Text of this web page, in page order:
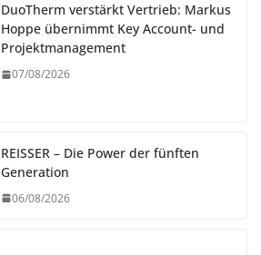
DuoTherm verstärkt Vertrieb: Markus
Hoppe übernimmt Key Account- und
Projektmanagement
07/08/2026
REISSER – Die Power der fünften
Generation
06/08/2026